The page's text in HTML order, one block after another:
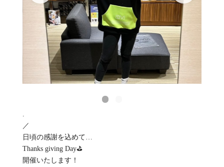
／
日頃の感謝を込めて…
Thanks giving Day⛳️
開催いたします！